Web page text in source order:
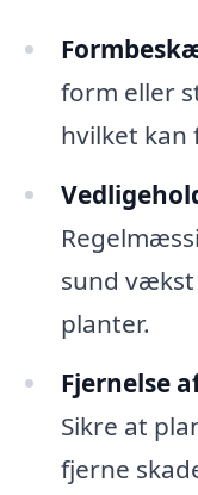
form eller
hvilket
sund
planter.
Fjernelse
Sikre at
fjerne